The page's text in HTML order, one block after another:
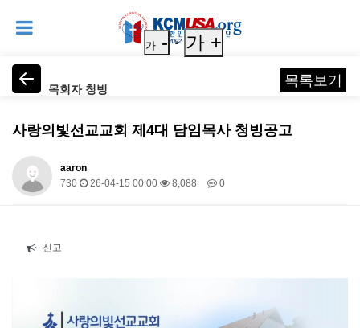
목회자 청빙
가 - 가 +
목록보기
사랑의빛선교교회 제4대 담임목사 청빙공고
aaron
730
26-04-15 00:00 8,088 0
신고